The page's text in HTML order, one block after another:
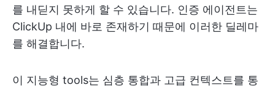
를 내딛지 못하게 할 수 있습니다. 인증 에이전트는
ClickUp 내에 바로 존재하기 때문에 이러한 딜레마
를 해결합니다.
이 지능형 tools는 심층 통합과 고급 컨텍스트를 통